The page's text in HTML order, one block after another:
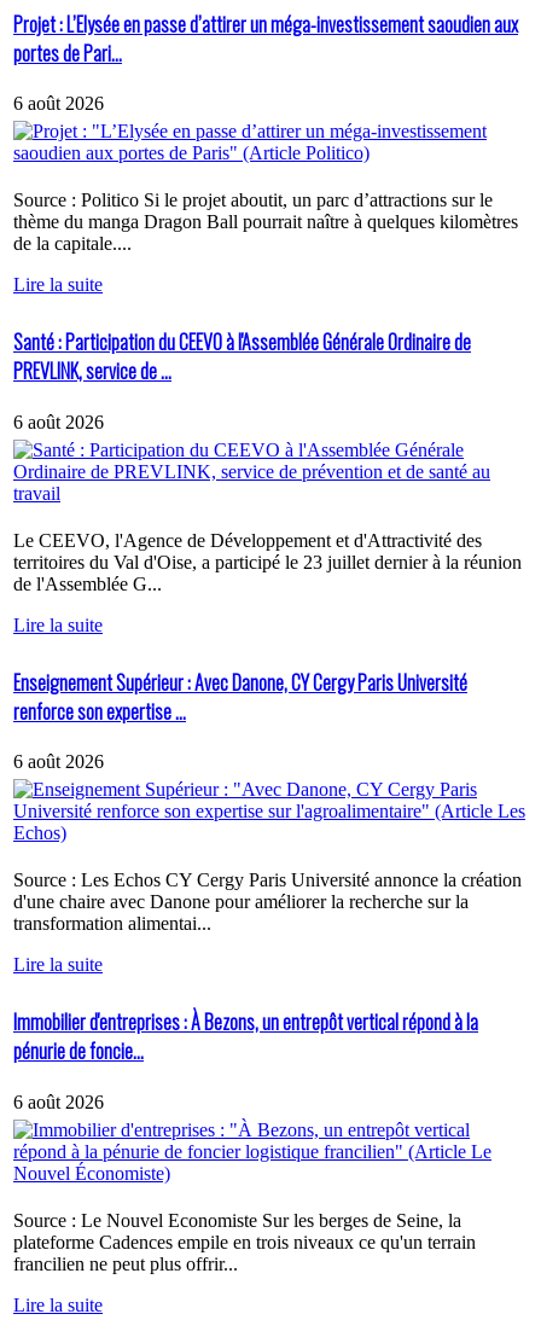
Projet : L’Elysée en passe d’attirer un méga-investissement saoudien aux
portes de Pari...
6 août 2026
Source : Politico Si le projet aboutit, un parc d’attractions sur le
thème du manga Dragon Ball pourrait naître à quelques kilomètres
de la capitale....
Lire la suite
Santé : Participation du CEEVO à l'Assemblée Générale Ordinaire de
PREVLINK, service de ...
6 août 2026
Le CEEVO, l'Agence de Développement et d'Attractivité des
territoires du Val d'Oise, a participé le 23 juillet dernier à la réunion
de l'Assemblée G...
Lire la suite
Enseignement Supérieur : Avec Danone, CY Cergy Paris Université
renforce son expertise ...
6 août 2026
Source : Les Echos CY Cergy Paris Université annonce la création
d'une chaire avec Danone pour améliorer la recherche sur la
transformation alimentai...
Lire la suite
Immobilier d'entreprises : À Bezons, un entrepôt vertical répond à la
pénurie de foncie...
6 août 2026
Source : Le Nouvel Economiste Sur les berges de Seine, la
plateforme Cadences empile en trois niveaux ce qu'un terrain
francilien ne peut plus offrir...
Lire la suite